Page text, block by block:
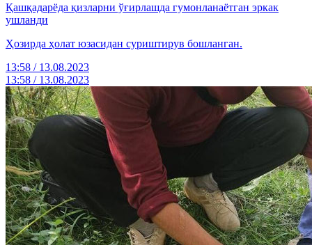
Қашқадарёда қизларни ўғирлашда гумонланаётган эркак
ушланди
Ҳозирда ҳолат юзасидан суриштирув бошланган.
13:58 / 13.08.2023
13:58 / 13.08.2023